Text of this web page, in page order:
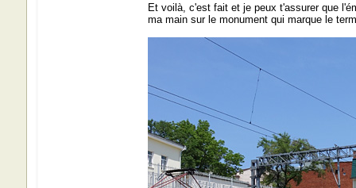
Et voilà, c'est fait et je peux t'assurer que
ma main sur le monument qui marque le